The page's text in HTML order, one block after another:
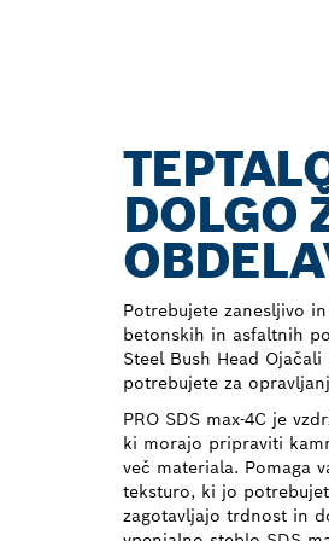
DOLGO
Potrebujete zanesljivo
betonskih in asfaltnih
Steel Bush Head
potrebujete za
PRO SDS max-4C je
ki morajo pripraviti
več materiala. Pomaga
teksturo, ki jo
zagotavljajo trdnost in